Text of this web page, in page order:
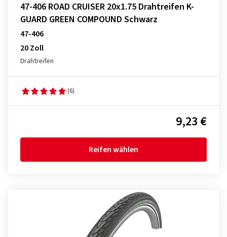
47-406 ROAD CRUISER 20x1.75 Drahtreifen K-
GUARD GREEN COMPOUND Schwarz
47-406
20 Zoll
Drahtreifen
(6)
9,23 €
Reifen wählen